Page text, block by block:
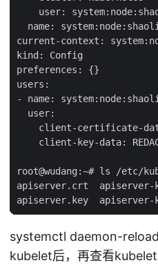
user:
name:
current-context:
kind: Config
preferences: {}
users:
- name:
  user:
client-certificate-
client-key-data:
root@wudang:~# ls /etc/
apiserver.crt
systemctl daemon-
kubelet后，再查看